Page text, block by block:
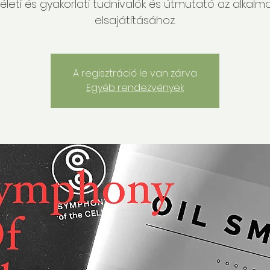
és gyakorlati tudnivalók és útmutató az
elsajátításához.
A regisztráció le van zárva
Egyéb rendezvények